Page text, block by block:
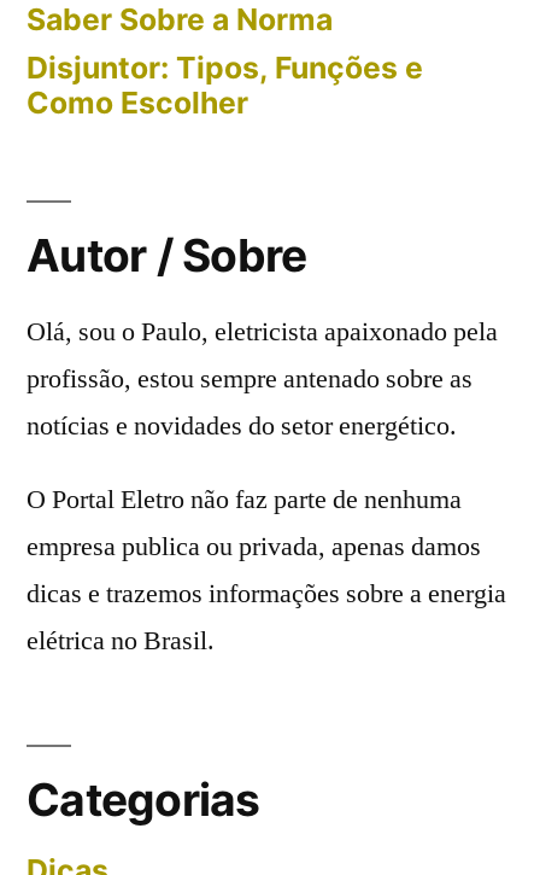
Saber Sobre a Norma
Disjuntor: Tipos, Funções e
Como Escolher
Autor / Sobre
Olá, sou o Paulo, eletricista apaixonado pela
profissão, estou sempre antenado sobre as
notícias e novidades do setor energético.
O Portal Eletro não faz parte de nenhuma
empresa publica ou privada, apenas damos
dicas e trazemos informações sobre a energia
elétrica no Brasil.
Categorias